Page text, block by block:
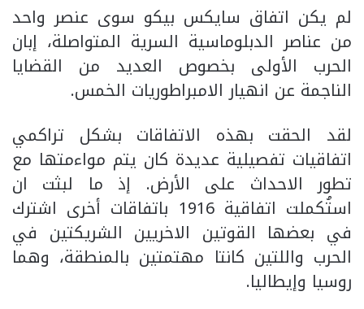
لم يكن اتفاق سايكس بيكو سوى عنصر واحد
من عناصر الدبلوماسية السرية المتواصلة، إبان
الحرب الأولى بخصوص العديد من القضايا
الناجمة عن انهيار الامبراطوريات الخمس.
لقد الحقت بهذه الاتفاقات بشكل تراكمي
اتفاقيات تفصيلية عديدة كان يتم مواءمتها مع
تطور الاحداث على الأرض. إذ ما لبثت ان
استُكملت اتفاقية 1916 باتفاقات أخرى اشترك
في بعضها القوتين الاخريين الشريكتين في
الحرب واللتين كانتا مهتمتين بالمنطقة، وهما
روسيا وإيطاليا.